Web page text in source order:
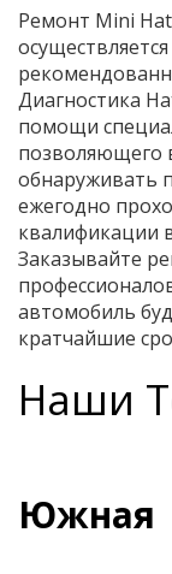
Ремонт Mini
Диагностика
помощи
позволяющего
обнаруживать
ежегодно
квалификации
Заказывайте
автомобиль
кратчайшие
Наши
Южная